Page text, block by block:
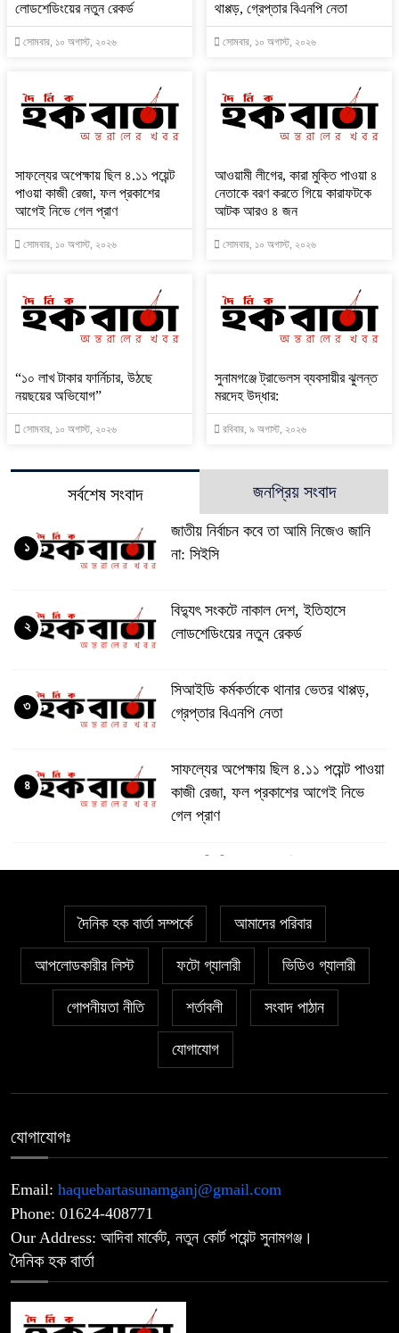
লোডশেডিংয়ের নতুন রেকর্ড
সোমবার, ১০ অগাস্ট, ২০২৬
থাপ্পড়, গ্রেপ্তার বিএনপি নেতা
সোমবার, ১০ অগাস্ট, ২০২৬
সাফল্যের অপেক্ষায় ছিল ৪.১১ পয়েন্ট
পাওয়া কাজী রেজা, ফল প্রকাশের
আগেই নিভে গেল প্রাণ
সোমবার, ১০ অগাস্ট, ২০২৬
আওয়ামী লীগের, কারা মুক্তি পাওয়া ৪
নেতাকে বরণ করতে গিয়ে কারাফটকে
আটক আরও ৪ জন
সোমবার, ১০ অগাস্ট, ২০২৬
“১০ লাখ টাকার ফার্নিচার, উঠছে
নয়ছয়ের অভিযোগ”
সোমবার, ১০ অগাস্ট, ২০২৬
সুনামগঞ্জে ট্রাভেলস ব্যবসায়ীর ঝুলন্ত
মরদেহ উদ্ধার:
রবিবার, ৯ অগাস্ট, ২০২৬
সর্বশেষ সংবাদ জনপ্রিয় সংবাদ
জাতীয় নির্বাচন কবে তা আমি নিজেও জানি
না: সিইসি
১
বিদ্যুৎ সংকটে নাকাল দেশ, ইতিহাসে
লোডশেডিংয়ের নতুন রেকর্ড
২
সিআইডি কর্মকর্তাকে থানার ভেতর থাপ্পড়,
গ্রেপ্তার বিএনপি নেতা
৩
সাফল্যের অপেক্ষায় ছিল ৪.১১ পয়েন্ট পাওয়া
কাজী রেজা, ফল প্রকাশের আগেই নিভে
গেল প্রাণ
৪
আরও ৪ জন
“১০ লাখ টাকার ফার্নিচার, উঠছে নয়ছয়ের
অভিযোগ”
সুনামগঞ্জে ট্রাভেলস ব্যবসায়ীর ঝুলন্ত
মরদেহ উদ্ধার:
৮
‎সিলেট-সুনামগঞ্জ সড়কের জাউয়াবাজারে ট্রাক
৯
ছাত্রদলের ১০ নেতাকর্মী হাসপাতালে
দৈনিক হক বার্তা সম্পর্কে আমাদের পরিবার
আপলোডকারীর লিস্ট ফটো গ্যালারী ভিডিও গ্যালারী
গোপনীয়তা নীতি শর্তাবলী সংবাদ পাঠান
যোগাযোগ
যোগাযোগঃ
Email: haquebartasunamganj@gmail.com
Phone: 01624-408771
Our Address: আদিবা মার্কেট, নতুন কোর্ট পয়েন্ট সুনামগঞ্জ।
দৈনিক হক বার্তা